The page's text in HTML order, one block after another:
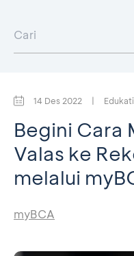
14 Des 2022 |
Begini Cara
Valas ke
melalui
myBCA